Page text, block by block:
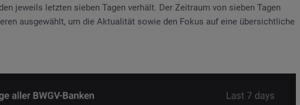
jeweils letzten sieben Tagen verhält. Der Zeitraum von sieben Tagen
ausgewählt, um die Aktualität sowie den Fokus auf eine übersichtliche